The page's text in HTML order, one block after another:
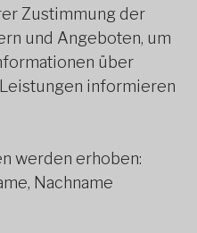
Zustimmung der
und Angeboten, um
über
informieren
werden erhoben:
Nachname